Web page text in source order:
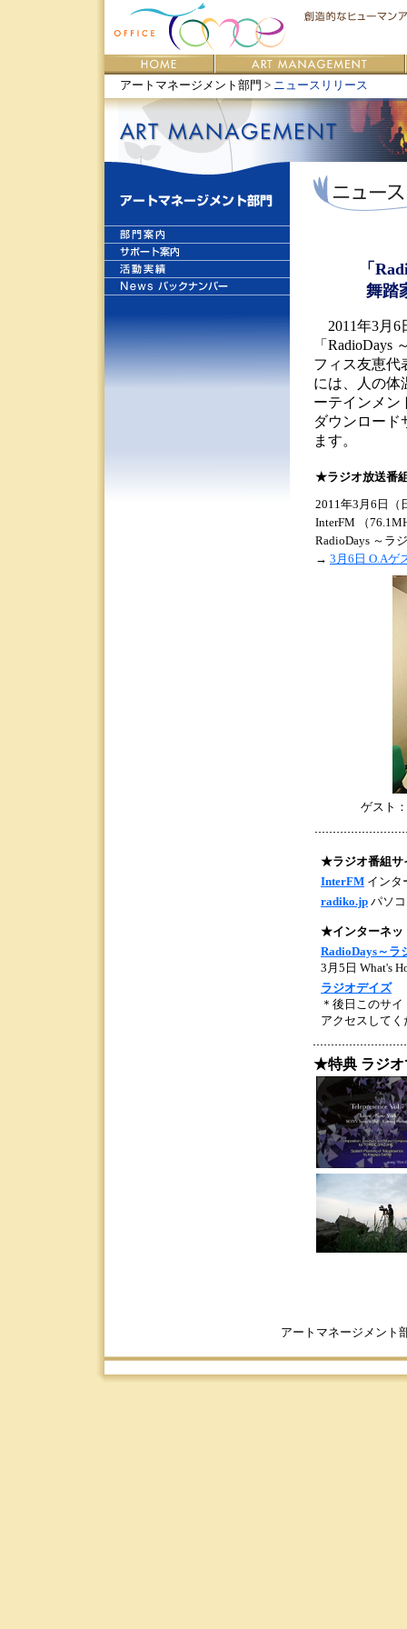
アートマネージメント部門 > ニュースリリース
「
舞踏
2011年3月6
「
フィス友恵代
には、人の体
ーテインメン
ダウンロード
ます。
★ラジオ放送番
2011年3月6日（
InterFM （
RadioDays ～ラ
→ 3月6日 O.A
ゲスト
★ラジオ番組サ
InterFM インタ
radiko.jp パソ
★インターネッ
RadioDays～ラ
3月5日 What's
ラジオデイズ
＊後日このサ
アクセスしてく
★特典 ラジオ
アートマネージメント